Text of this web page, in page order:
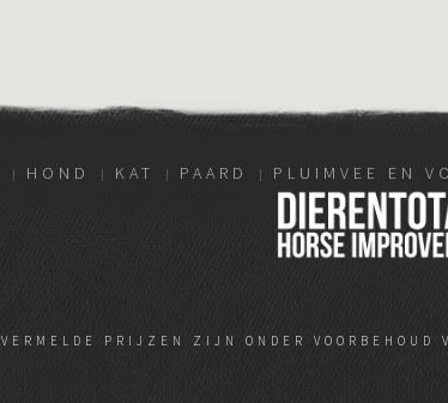
HOND KAT PAARD PLUIMVEE EN
VERMELDE PRIJZEN ZIJN ONDER